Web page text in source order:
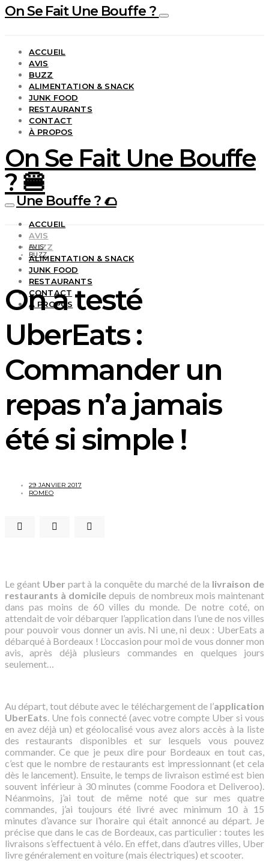
On Se Fait Une Bouffe ?
ACCUEIL
AVIS
BUZZ
ALIMENTATION & SNACK
JUNK FOOD
RESTAURANTS
CONTACT
À PROPOS
On Se Fait Une Bouffe
? 🍔
Une Bouffe ? 🌮
ACCUEIL
AVIS
BUZZ
ALIMENTATION & SNACK
JUNK FOOD
RESTAURANTS
CONTACT
À PROPOS
AVIS
BUZZ
On a testé
UberEats :
Commander un
repas n’a jamais
été si simple !
29 JANVIER 2017
ROMEO
Le géant Uber part à la conquête du marché de la livraison de
restaurants à domicile depuis de nombreux mois maintenant
dans pas moins de 60 villes du monde. De notre coté, on
attendait de voir débarquer l’application dans l’une de nos villes
pour pouvoir vous donner un avis. Ni une, ni deux : UberEats a
débarqué à Bordeaux ! L’occasion pour moi de vous donner mon
avis, après déjà plusieurs commandes en quelques jours
seulement…
Au départ, tout débute avec le téléchargement de l’application
UberEats . Une fois connecté (avec votre compte Uber si vous
en avez déjà un) et géolocalisé vous avez alors accès à la liste
des restaurants disponibles et sur lesquels vous pouvez
commander. Ce que je peux dire pour Bordeaux en tout cas,
c’est que le nombre de restaurants est impressionnant (et cela
dès le lancement). Ensuite, le temps de livraison estimé est bien
souvent inférieur à 30 minutes (comme Foodora et Deliveroo).
Néanmoins, j’ai tout de même noté que sur mes quatre
commandes, j’ai toujours été livré avec minimum 10 à 15
minutes d’avance sur l’horaire qui était annoncé au départ. Je
précise que dans le cas de Bordeaux, cas particulier : toutes les
livraisons s’effectuent à vélo. En effet, dans d’autres villes, Uber
livre généralement en voiture (mais électriques) et scooter.